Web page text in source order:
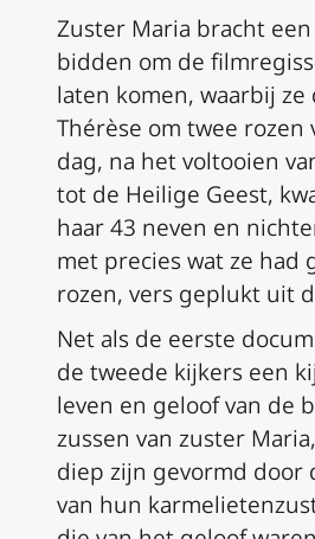
Zuster Maria bracht
bidden om de
laten komen, waarbij
Thérèse om twee rozen
dag, na het voltooien
tot de Heilige Geest,
haar 43 neven en
met precies wat ze had
rozen, vers geplukt uit
Net als de eerste
de tweede kijkers een
leven en geloof van de
zussen van zuster
diep zijn gevormd door
van hun